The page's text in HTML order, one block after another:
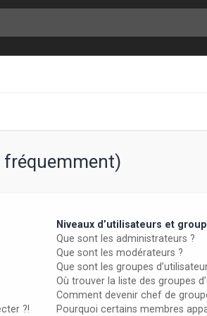
fréquemment)
?!
Niveaux d’utilisateurs et
Que sont les administrateurs ?
Que sont les modérateurs ?
Que sont les groupes
Où trouver la liste des groupes
Comment devenir chef de
Pourquoi certains membres